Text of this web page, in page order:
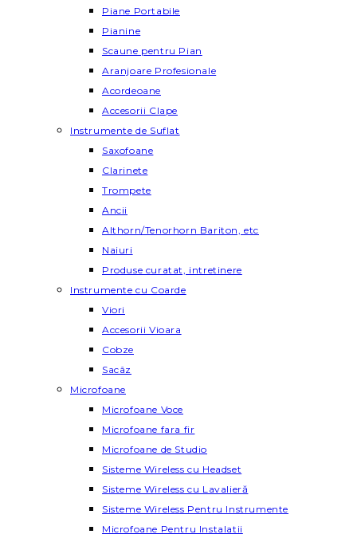
Piane Portabile
Pianine
Scaune pentru Pian
Aranjoare Profesionale
Acordeoane
Accesorii Clape
Instrumente de Suflat
Saxofoane
Clarinete
Trompete
Ancii
Althorn/Tenorhorn Bariton, etc
Naiuri
Produse curatat, intretinere
Instrumente cu Coarde
Viori
Accesorii Vioara
Cobze
Sacâz
Microfoane
Microfoane Voce
Microfoane fara fir
Microfoane de Studio
Sisteme Wireless cu Headset
Sisteme Wireless cu Lavalieră
Sisteme Wireless Pentru Instrumente
Microfoane Pentru Instalatii